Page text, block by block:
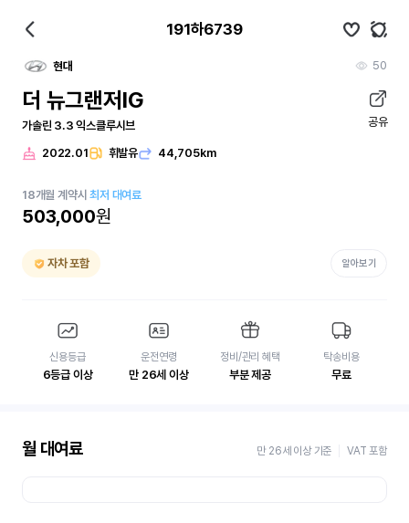
191하6739
현대 50
더 뉴그랜저IG
가솔린 3.3 익스클루시브 공유
2022.01 휘발유 44,705km
18개월 계약시최저 대여료
503,000원
자차 포함 알아보기
신용등급
6등급 이상
운전연령
만 26세 이상
정비/관리 혜택
부분 제공
탁송비용
무료
월 대여료 만 26세 이상 기준 VAT 포함